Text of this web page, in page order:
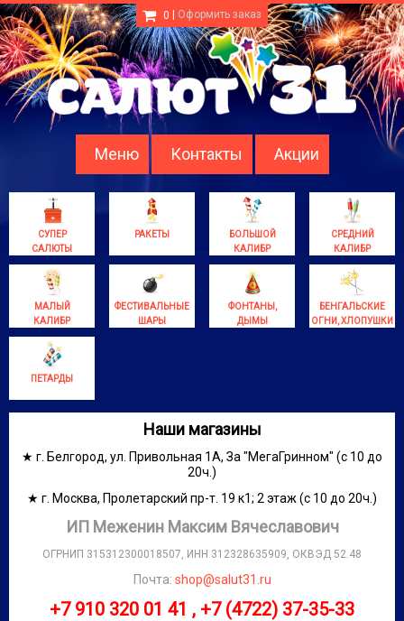
0 Оформить заказ
Меню Контакты Акции
СУПЕР
САЛЮТЫ
РАКЕТЫ
БОЛЬШОЙ
КАЛИБР
СРЕДНИЙ
КАЛИБР
МАЛЫЙ
КАЛИБР
ФЕСТИВАЛЬНЫЕ
ШАРЫ
ФОНТАНЫ,
ДЫМЫ
БЕНГАЛЬСКИЕ
ОГНИ, ХЛОПУШКИ
ПЕТАРДЫ
Наши магазины
★ г. Белгород, ул. Привольная 1А, За "МегаГринном" (с 10 до
20ч.)
★ г. Москва, Пролетарский пр-т. 19 к1; 2 этаж (с 10 до 20ч.)
ИП Меженин Максим Вячеславович
ОГРНИП 315312300018507, ИНН 312328635909, ОКВЭД 52.48
Почта: shop@salut31.ru
+7 910 320 01 41 , +7 (4722) 37-35-33